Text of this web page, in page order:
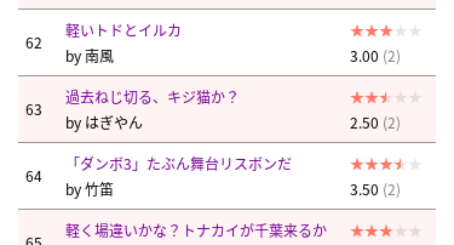
62
軽いトドとイルカ
by南風 3.00 (2)
63
過去ねじ切る、キジ猫か？
by はぎやん 2.50 (2)
64
「ダンボ3」たぶん舞台リスボンだ
by竹笛 3.50 (2)
軽く場違いかな？トナカイが千葉来るか